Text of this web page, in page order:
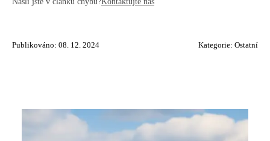
Publikováno: 08. 12. 2024 Kategorie: Ostatní